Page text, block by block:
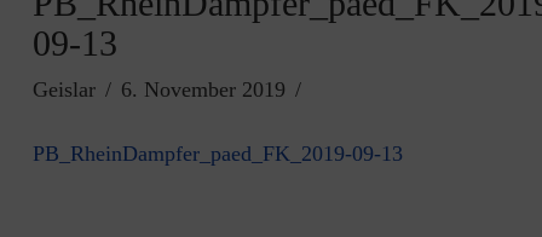
09-13
Geislar 6. November 2019
PB_RheinDampfer_paed_FK_2019-09-13